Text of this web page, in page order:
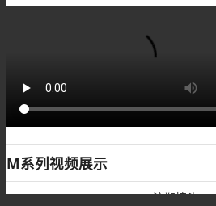
M8板端插座
M8注塑接头
M系列视频展示